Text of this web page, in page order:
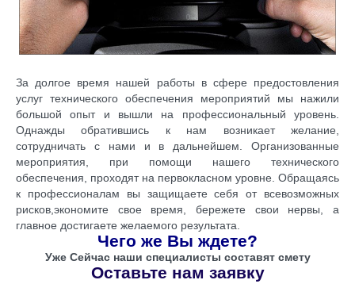
За долгое время нашей работы в сфере предостовления
услуг технического обеспечения мероприятий мы нажили
большой опыт и вышли на профессиональный уровень.
Однажды обратившись к нам возникает желание,
сотрудничать с нами и в дальнейшем. Организованные
мероприятия, при помощи нашего технического
обеспечения, проходят на первокласном уровне. Обращаясь
к профессионалам вы защищаете себя от всевозможных
рисков,экономите свое время, бережете свои нервы, а
главное достигаете желаемого результата.
Чего же Вы ждете?
Уже Сейчас наши специалисты составят смету
Оставьте нам заявку